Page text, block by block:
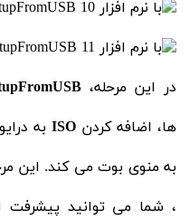
در این مرحله،
ها، اضافه کردنISO به درایو
به منوی بوت می کند. این
، شما می توانید